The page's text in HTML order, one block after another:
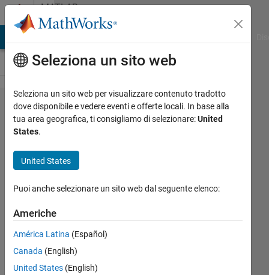
Vai al contenutoMATLAB
Answers
How to
put a
figure to
(R2019a)
Inso
20 Ott
2019
Seleziona un sito web
Seleziona un sito web per visualizzare contenuto tradotto
dove disponibile e vedere eventi e offerte locali. In base alla
tua area geografica, ti consigliamo di selezionare:United
States.
United States
Puoi anche selezionare un sito web dal seguente elenco:
Americhe
América Latina (Español)
Canada (English)
United States (English)